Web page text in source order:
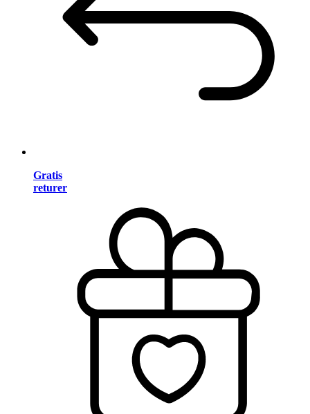
Gratis
returer